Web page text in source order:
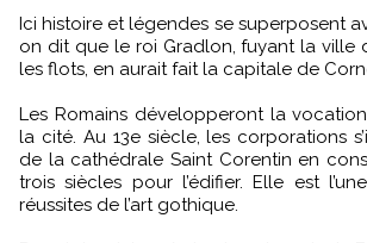
Ici histoire et légendes se superposent
on dit que le roi Gradlon, fuyant la ville
les flots, en aurait fait la capitale de
Les Romains développeront la
la cité. Au 13e siècle, les corporations
de la cathédrale Saint Corentin en
trois siècles pour l’édifier. Elle est
réussites de l’art gothique.